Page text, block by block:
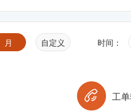
月 自定义 时间：
工